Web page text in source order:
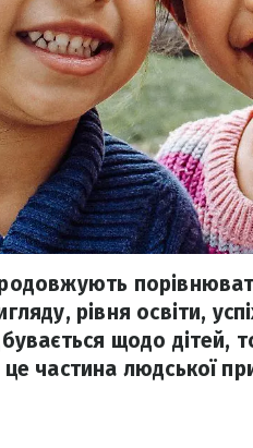
рівня освіти,
щодо дітей,
частина людської